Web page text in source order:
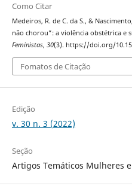
Como Citar
Medeiros, R. de C. da S., &
não chorou”: a violência obstétrica e
Feministas, 30(3). https://doi.org/
Fomatos de Citação
Edição
v. 30 n. 3 (2022)
Seção
Artigos Temáticos Mulheres